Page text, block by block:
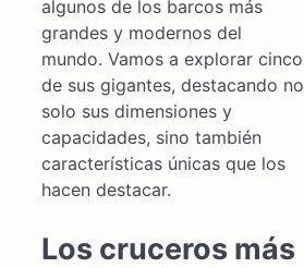
algunos de los barcos más
grandes y modernos del
mundo. Vamos a explorar cinco
de sus gigantes, destacando no
solo sus dimensiones y
capacidades, sino también
características únicas que los
hacen destacar.
Los cruceros más